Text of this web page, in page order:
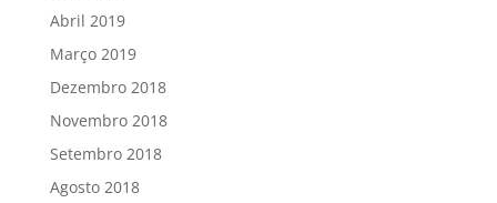
Abril 2019
Março 2019
Dezembro 2018
Novembro 2018
Setembro 2018
Agosto 2018